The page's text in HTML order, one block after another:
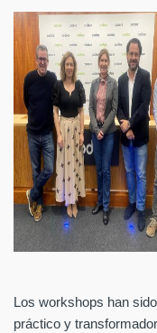
Los workshops han
práctico y